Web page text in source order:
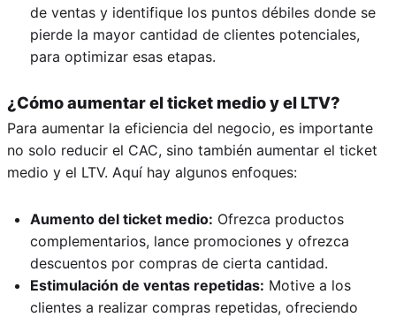
de ventas y identifique los puntos débiles donde se
pierde la mayor cantidad de clientes potenciales,
para optimizar esas etapas.
¿Cómo aumentar el ticket medio y el LTV?
Para aumentar la eficiencia del negocio, es importante
no solo reducir el CAC, sino también aumentar el ticket
medio y el LTV. Aquí hay algunos enfoques:
Aumento del ticket medio: Ofrezca productos
complementarios, lance promociones y ofrezca
descuentos por compras de cierta cantidad.
Estimulación de ventas repetidas: Motive a los
clientes a realizar compras repetidas, ofreciendo